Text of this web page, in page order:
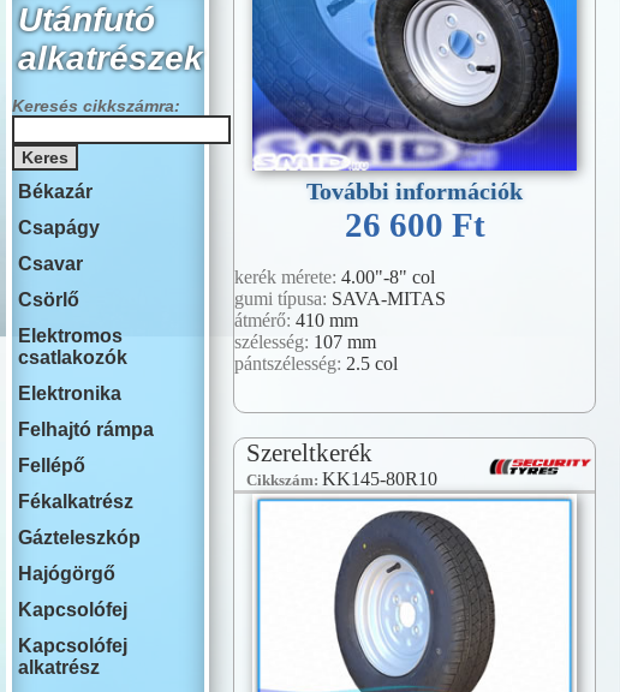
További információk
26 600 Ft
kerék mérete: 4.00"-8" col
gumi típusa: SAVA-MITAS
átmérő: 410 mm
szélesség: 107 mm
pántszélesség: 2.5 col
Szereltkerék
Cikkszám: KK145-80R10
Utánfutó
alkatrészek
Keresés cikkszámra:
Békazár
Csapágy
Csavar
Csörlő
Elektromos
csatlakozók
Elektronika
Felhajtó rámpa
Fellépő
Fékalkatrész
Gázteleszkóp
Hajógörgő
Kapcsolófej
Kapcsolófej
alkatrész